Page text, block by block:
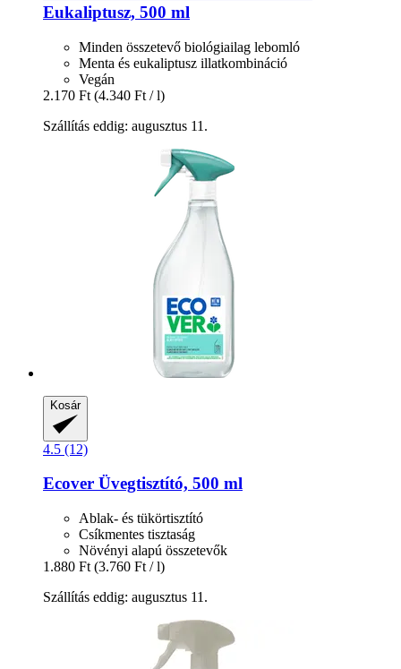
Eukaliptusz, 500 ml
Minden összetevő biológiailag lebomló
Menta és eukaliptusz illatkombináció
Vegán
2.170 Ft (4.340 Ft / l)
Szállítás eddig: augusztus 11.
Kosár
4.5 (12)
Ecover Üvegtisztító, 500 ml
Ablak- és tükörtisztító
Csíkmentes tisztaság
Növényi alapú összetevők
1.880 Ft (3.760 Ft / l)
Szállítás eddig: augusztus 11.